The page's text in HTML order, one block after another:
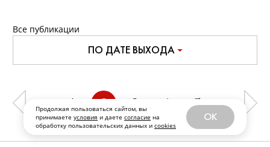
Продолжая пользоваться сайтом, вы
принимаете условия и даете согласие на
обработку пользовательских данных и cookies
OK
Все публикации
ПО ДАТЕ ВЫХОДА
1 2 3 4 5